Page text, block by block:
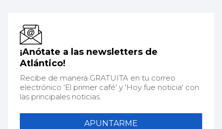
¡Anótate a las newsletters de
Atlántico!
Recibe de manera GRATUITA en tu correo
electrónico 'El primer café' y 'Hoy fue noticia' con
las principales noticias.
APUNTARME